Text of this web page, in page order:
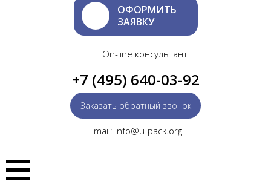
ОФОРМИТЬ
ЗАЯВКУ
On-line консультант
+7 (495) 640-03-92
Заказать обратный звонок
Email: info@u-pack.org